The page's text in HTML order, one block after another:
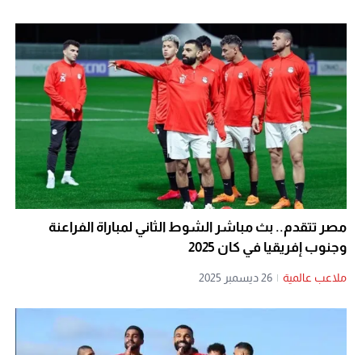
مصر تتقدم.. بث مباشر الشوط الثاني لمباراة الفراعنة
وجنوب إفريقيا في كان 2025
ملاعب عالمية | 26 ديسمبر 2025